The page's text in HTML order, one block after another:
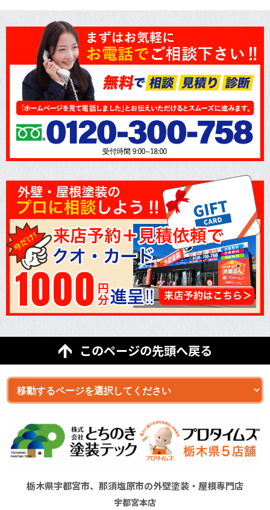
このページの先頭へ戻る
栃木県宇都宮市、那須塩原市の外壁塗装・屋根専門店
宇都宮本店